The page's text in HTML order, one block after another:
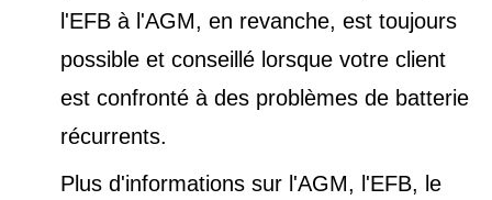
l'EFB à l'AGM, en revanche, est toujours
possible et conseillé lorsque votre client
est confronté à des problèmes de batterie
récurrents.
Plus d'informations sur l'AGM, l'EFB, le